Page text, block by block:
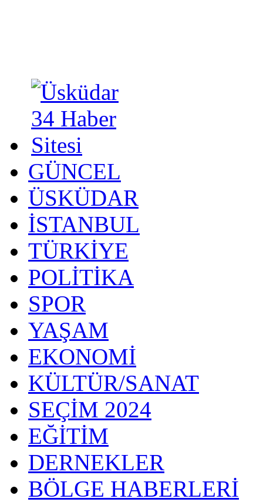
GÜNCEL
ÜSKÜDAR
İSTANBUL
TÜRKİYE
POLİTİKA
SPOR
YAŞAM
EKONOMİ
KÜLTÜR/SANAT
SEÇİM 2024
EĞİTİM
DERNEKLER
BÖLGE HABERLERİ